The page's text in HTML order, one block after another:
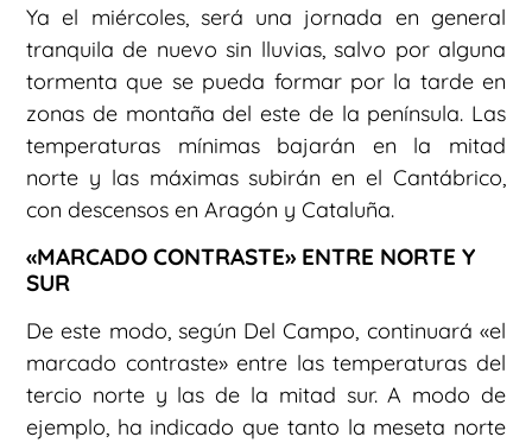
Ya el miércoles, será una jornada en general
tranquila de nuevo sin lluvias, salvo por alguna
tormenta que se pueda formar por la tarde en
zonas de montaña del este de la península. Las
temperaturas mínimas bajarán en la mitad
norte y las máximas subirán en el Cantábrico,
con descensos en Aragón y Cataluña.
«MARCADO CONTRASTE» ENTRE NORTE Y
SUR
De este modo, según Del Campo, continuará «el
marcado contraste» entre las temperaturas del
tercio norte y las de la mitad sur. A modo de
ejemplo, ha indicado que tanto la meseta norte